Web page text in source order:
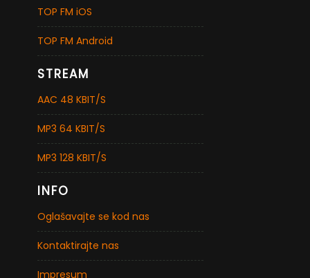
TOP FM iOS
TOP FM Android
STREAM
AAC 48 KBIT/S
MP3 64 KBIT/S
MP3 128 KBIT/S
INFO
Oglašavajte se kod nas
Kontaktirajte nas
Impresum